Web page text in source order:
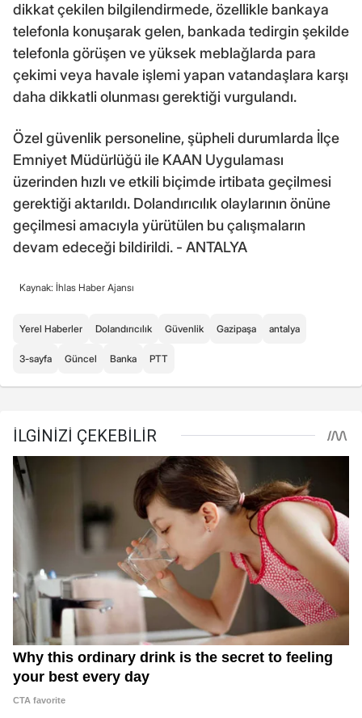
dikkat çekilen bilgilendirmede, özellikle bankaya
telefonla konuşarak gelen, bankada tedirgin şekilde
telefonla görüşen ve yüksek meblağlarda para
çekimi veya havale işlemi yapan vatandaşlara karşı
daha dikkatli olunması gerektiği vurgulandı.
Özel güvenlik personeline, şüpheli durumlarda İlçe
Emniyet Müdürlüğü ile KAAN Uygulaması
üzerinden hızlı ve etkili biçimde irtibata geçilmesi
gerektiği aktarıldı. Dolandırıcılık olaylarının önüne
geçilmesi amacıyla yürütülen bu çalışmaların
devam edeceği bildirildi. - ANTALYA
Kaynak: İhlas Haber Ajansı
Yerel Haberler Dolandırıcılık Güvenlik Gazipaşa antalya
3-sayfa Güncel Banka PTT